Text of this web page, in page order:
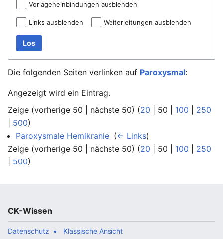
Vorlageneinbindungen ausblenden
Links ausblenden Weiterleitungen ausblenden
Los
Die folgenden Seiten verlinken auf Paroxysmal:
Angezeigt wird ein Eintrag.
Zeige (vorherige 50 nächste 50) (20 50 100
250
500)
Paroxysmale Hemikranie (← Links)
Zeige (vorherige 50 nächste 50) (20 50 100
250
500)
CK-Wissen
Datenschutz Klassische Ansicht